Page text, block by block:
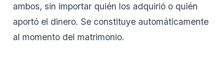
ambos, sin importar quién los adquirió o quién
aportó el dinero. Se constituye automáticamente
al momento del matrimonio.